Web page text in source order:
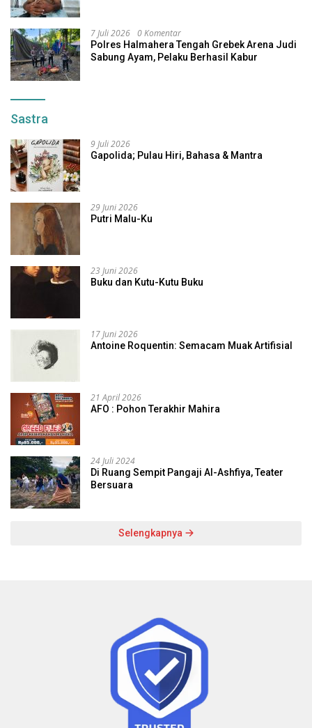
7 Juli 2026 0 Komentar
Polres Halmahera Tengah Grebek Arena Judi
Sabung Ayam, Pelaku Berhasil Kabur
Sastra
9 Juli 2026
Gapolida; Pulau Hiri, Bahasa & Mantra
29 Juni 2026
Putri Malu-Ku
23 Juni 2026
Buku dan Kutu-Kutu Buku
17 Juni 2026
Antoine Roquentin: Semacam Muak Artifisial
21 April 2026
AFO : Pohon Terakhir Mahira
24 Juli 2024
Di Ruang Sempit Pangaji Al-Ashfiya, Teater
Bersuara
Selengkapnya